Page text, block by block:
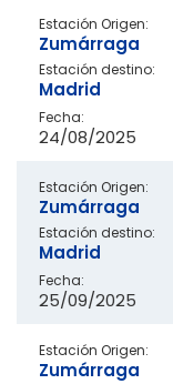
Estación Origen:
Zumárraga
Estación destino:
Madrid
Fecha:
24/08/2025
Estación Origen:
Zumárraga
Estación destino:
Madrid
Fecha:
25/09/2025
Estación Origen:
Zumárraga